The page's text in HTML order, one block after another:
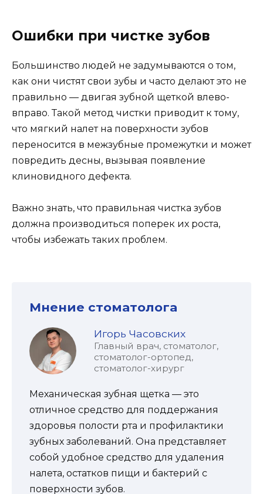
Ошибки при чистке зубов
Большинство людей не задумываются о том,
как они чистят свои зубы и часто делают это не
правильно — двигая зубной щеткой влево-
вправо. Такой метод чистки приводит к тому,
что мягкий налет на поверхности зубов
переносится в межзубные промежутки и может
повредить десны, вызывая появление
клиновидного дефекта.
Важно знать, что правильная чистка зубов
должна производиться поперек их роста,
чтобы избежать таких проблем.
Мнение стоматолога
Игорь Часовских
Главный врач, стоматолог,
стоматолог-ортопед,
стоматолог-хирург
Механическая зубная щетка — это
отличное средство для поддержания
здоровья полости рта и профилактики
зубных заболеваний. Она представляет
собой удобное средство для удаления
налета, остатков пищи и бактерий с
поверхности зубов.